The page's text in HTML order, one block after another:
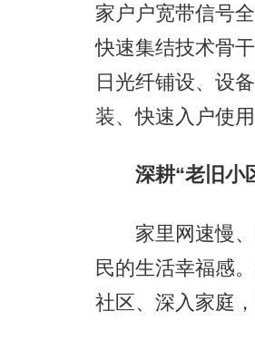
家户户宽带信号
快速集结技术骨
日光纤铺设、设
装、快速入户使
深耕“老旧小
家里网速慢、
民的生活幸福感
社区、深入家庭，